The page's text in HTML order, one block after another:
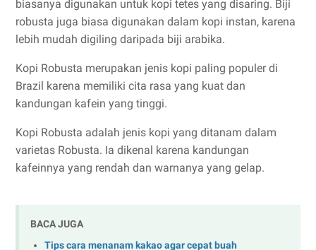
biasanya digunakan untuk kopi tetes yang disaring. Biji
robusta juga biasa digunakan dalam kopi instan, karena
lebih mudah digiling daripada biji arabika.
Kopi Robusta merupakan jenis kopi paling populer di
Brazil karena memiliki cita rasa yang kuat dan
kandungan kafein yang tinggi.
Kopi Robusta adalah jenis kopi yang ditanam dalam
varietas Robusta. Ia dikenal karena kandungan
kafeinnya yang rendah dan warnanya yang gelap.
BACA JUGA
Tips cara menanam kakao agar cepat buah